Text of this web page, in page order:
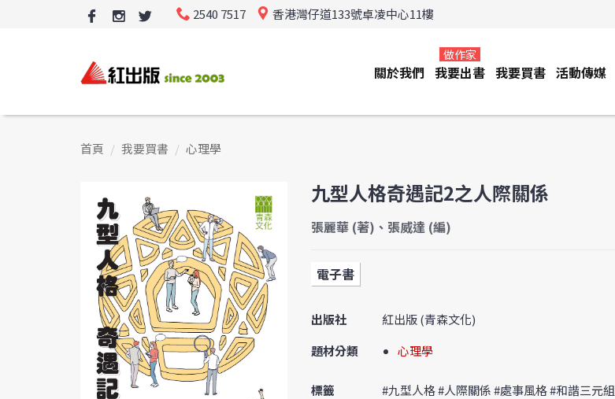
2540 7517 香港灣仔道133號卓凌中心11樓
關於我們 我要出書
做作家
我要買書 活動傳媒
首頁 我要買書 心理學
九型人格奇遇記2之人際關係
張麗華 (著)、張威達 (編)
電子書
出版社
紅出版 (青森文化)
題材分類
心理學
標籤
#九型人格 #人際關係 #處事風格 #和諧三元組